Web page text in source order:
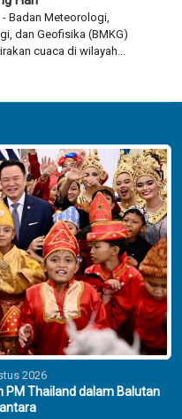
- Badan Meteorologi,
dan Geofisika (BMKG)
cuaca di wilayah...
2026
PM Thailand dalam Balutan